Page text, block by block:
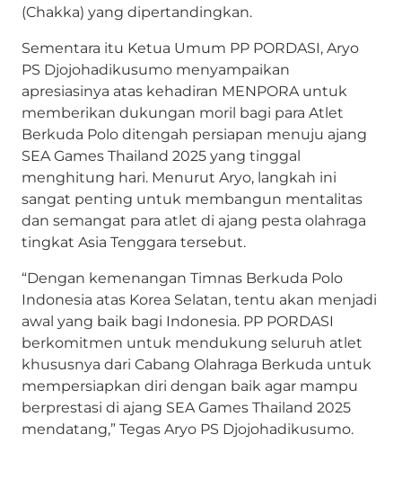
(Chakka) yang dipertandingkan.
Sementara itu Ketua Umum PP PORDASI, Aryo
PS Djojohadikusumo menyampaikan
apresiasinya atas kehadiran MENPORA untuk
memberikan dukungan moril bagi para Atlet
Berkuda Polo ditengah persiapan menuju ajang
SEA Games Thailand 2025 yang tinggal
menghitung hari. Menurut Aryo, langkah ini
sangat penting untuk membangun mentalitas
dan semangat para atlet di ajang pesta olahraga
tingkat Asia Tenggara tersebut.
“Dengan kemenangan Timnas Berkuda Polo
Indonesia atas Korea Selatan, tentu akan menjadi
awal yang baik bagi Indonesia. PP PORDASI
berkomitmen untuk mendukung seluruh atlet
khususnya dari Cabang Olahraga Berkuda untuk
mempersiapkan diri dengan baik agar mampu
berprestasi di ajang SEA Games Thailand 2025
mendatang,” Tegas Aryo PS Djojohadikusumo.